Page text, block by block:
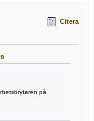
Citera
på